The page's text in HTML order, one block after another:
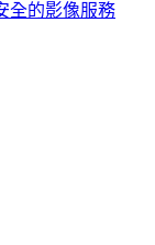
全的影像服務